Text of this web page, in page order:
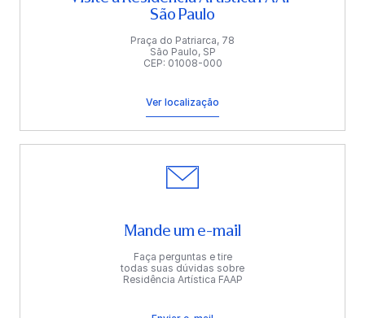
São Paulo
Praça do Patriarca, 78
São Paulo, SP
CEP: 01008-000
Ver localização
Mande um e-mail
Faça perguntas e tire
todas suas dúvidas sobre
Residência Artística FAAP